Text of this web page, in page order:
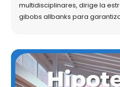
multidisciplinares, dirige la
gibobs allbanks para